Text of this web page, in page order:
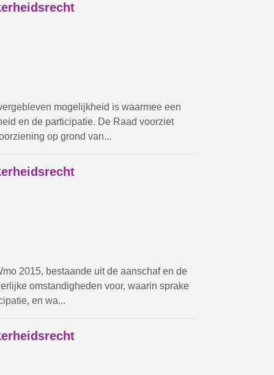
mogelijkheid is waarmee een
en de participatie. De Raad voorziet
op grond van...
2015, bestaande uit de aanschaf en de
omstandigheden voor, waarin sprake
en wa...